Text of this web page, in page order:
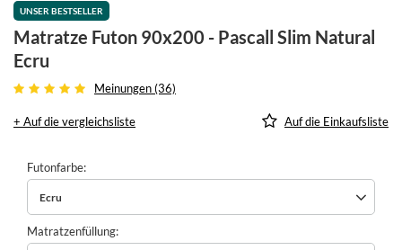
UNSER BESTSELLER
Matratze Futon 90x200 - Pascall Slim Natural
Ecru
Meinungen (36)
+ Auf die vergleichsliste Auf die Einkaufsliste
Futonfarbe
Ecru
Matratzenfüllung